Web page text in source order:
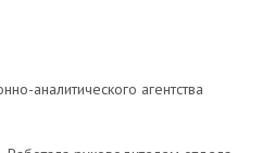
аналитического агентства